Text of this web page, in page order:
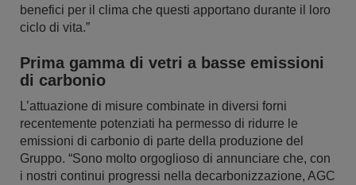
benefici per il clima che questi apportano durante il loro
ciclo di vita.”
Prima gamma di vetri a basse emissioni
di carbonio
L’attuazione di misure combinate in diversi forni
recentemente potenziati ha permesso di ridurre le
emissioni di carbonio di parte della produzione del
Gruppo. “Sono molto orgoglioso di annunciare che, con
i nostri continui progressi nella decarbonizzazione, AGC